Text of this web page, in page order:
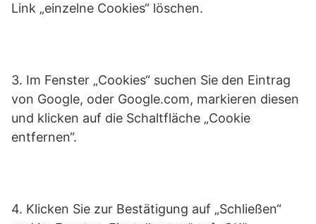
Link „einzelne Cookies“ löschen.
3. Im Fenster „Cookies“ suchen Sie den Eintrag
von Google, oder Google.com, markieren diesen
und klicken auf die Schaltfläche „Cookie
entfernen“.
4. Klicken Sie zur Bestätigung auf „Schließen“